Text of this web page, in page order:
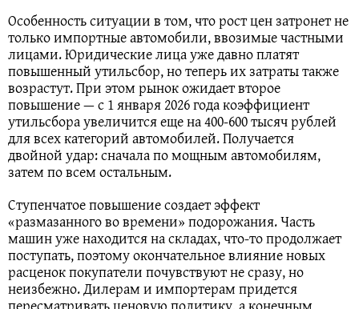
Особенность ситуации в том, что рост цен затронет не
только импортные автомобили, ввозимые частными
лицами. Юридические лица уже давно платят
повышенный утильсбор, но теперь их затраты также
возрастут. При этом рынок ожидает второе
повышение — с 1 января 2026 года коэффициент
утильсбора увеличится еще на 400-600 тысяч рублей
для всех категорий автомобилей. Получается
двойной удар: сначала по мощным автомобилям,
затем по всем остальным.
Ступенчатое повышение создает эффект
«размазанного во времени» подорожания. Часть
машин уже находится на складах, что-то продолжает
поступать, поэтому окончательное влияние новых
расценок покупатели почувствуют не сразу, но
неизбежно. Дилерам и импортерам придется